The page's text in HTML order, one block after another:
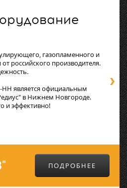
газопламенного и
российского производителя.
является официальным
в Нижнем Новгороде.
и эффективно!
ПОДРОБНЕЕ